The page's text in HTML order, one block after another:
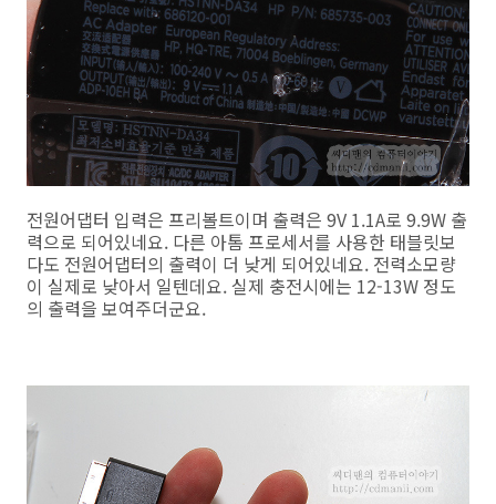
전원어댑터 입력은 프리볼트이며 출력은 9V 1.1A로 9.9W 출
력으로 되어있네요. 다른 아톰 프로세서를 사용한 태블릿보
다도 전원어댑터의 출력이 더 낮게 되어있네요. 전력소모량
이 실제로 낮아서 일텐데요. 실제 충전시에는 12-13W 정도
의 출력을 보여주더군요.